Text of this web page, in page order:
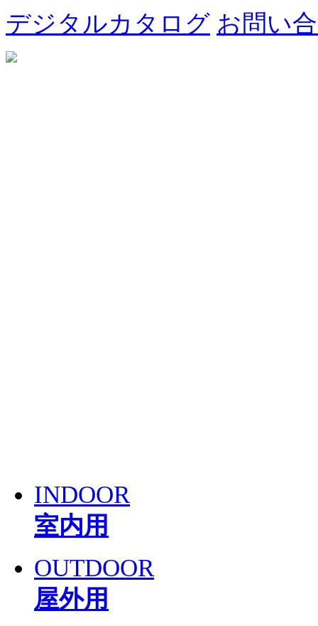
デジタルカタログ お問い
INDOOR
室内用
OUTDOOR
屋外用